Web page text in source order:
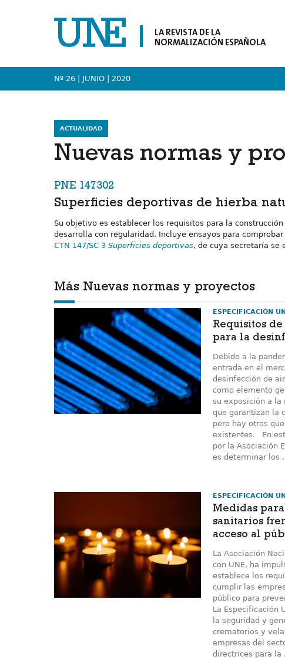
LA REVISTA DE LA
NORMALIZACIÓN ESPAÑOLA
Nº 26 | JUNIO | 2020
ACTUALIDAD
Nuevas normas y
PNE 147302
Superficies deportivas de hierba
Su objetivo es establecer los requisitos para la
desarrolla con regularidad. Incluye ensayos para
CTN 147/SC 3 Superficies deportivas, de cuya secretaría se
Más Nuevas normas y proyectos
ESPECIFICACIÓN
Requisitos
para la
Debido a la
entrada en el
desinfección de
como elemento
su exposición a la
que garantizan la
pero hay otros
existentes. En
por la Asociación
es determinar los
ESPECIFICACIÓN
Medidas
sanitarios
acceso al
La Asociación
con UNE, ha
establece los
cumplir las
público para
La Especificación
la seguridad y
crematorios y
empresas del
directrices para la